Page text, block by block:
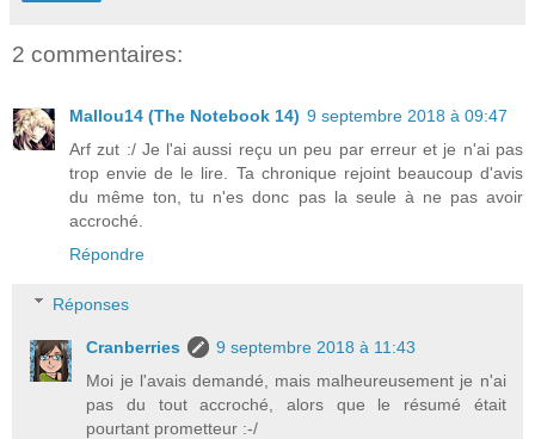
2 commentaires:
Mallou14 (The Notebook 14) 9 septembre 2018 à 09:47
Arf zut :/ Je l'ai aussi reçu un peu par erreur et je n'ai pas
trop envie de le lire. Ta chronique rejoint beaucoup d'avis
du même ton, tu n'es donc pas la seule à ne pas avoir
accroché.
Répondre
Réponses
Cranberries
9 septembre 2018 à 11:43
Moi je l'avais demandé, mais malheureusement je n'ai
pas du tout accroché, alors que le résumé était
pourtant prometteur :-/